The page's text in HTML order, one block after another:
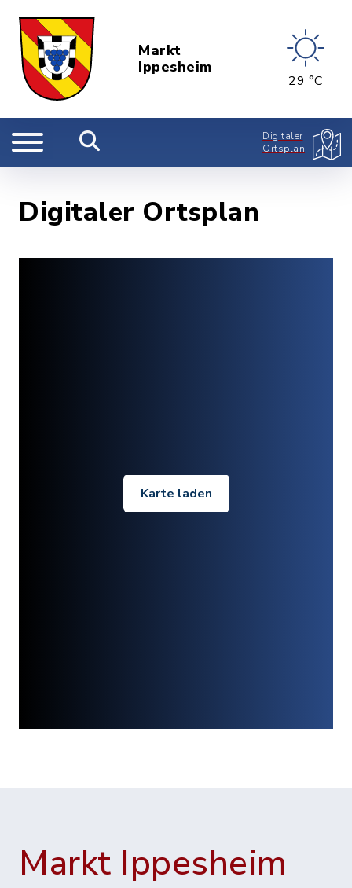
Markt
Ippesheim
29 °C
Digitaler
Ortsplan
Digitaler Ortsplan
Karte laden
Markt Ippesheim